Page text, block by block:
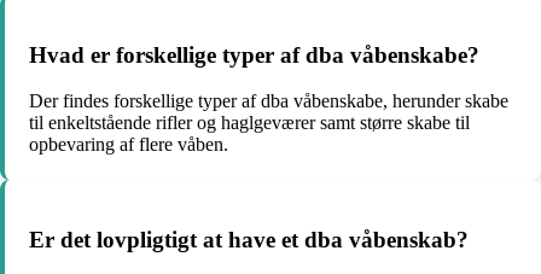
Hvad er forskellige typer af dba våbenskabe?
Der findes forskellige typer af dba våbenskabe, herunder skabe
til enkeltstående rifler og haglgeværer samt større skabe til
opbevaring af flere våben.
Er det lovpligtigt at have et dba våbenskab?